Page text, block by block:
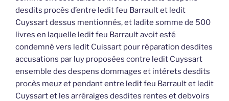
desdits procès d’entre ledit feu Barrault et ledit
Cuyssart dessus mentionnés, et ladite somme de 500
livres en laquelle ledit feu Barrault avoit esté
condemné vers ledit Cuissart pour réparation desdites
accusations par luy proposées contre ledit Cuyssart
ensemble des despens dommages et intérets desdits
procès meuz et pendant entre ledit feu Barrault et ledit
Cuyssart et les arréraiges desdites rentes et debvoirs